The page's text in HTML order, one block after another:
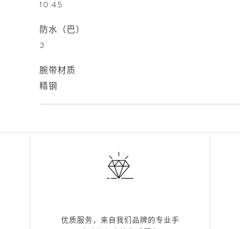
10.45
防水（巴）
3
腕带材质
精钢
优质服务，来自我们品牌的专业手